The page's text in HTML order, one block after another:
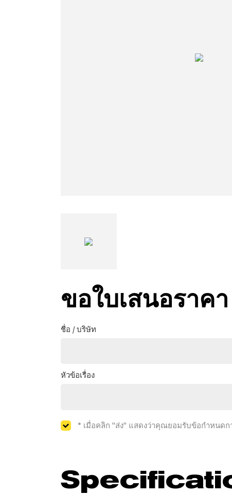
ขอใบเสนอราคา
ชื่อ / บริษัท
หัวข้อเรื่อง
* เมื่อคลิก "ส่ง" แสดงว่าคุณยอมรับข้อกำหนดก